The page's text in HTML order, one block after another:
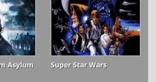
Asylum Super Star Wars